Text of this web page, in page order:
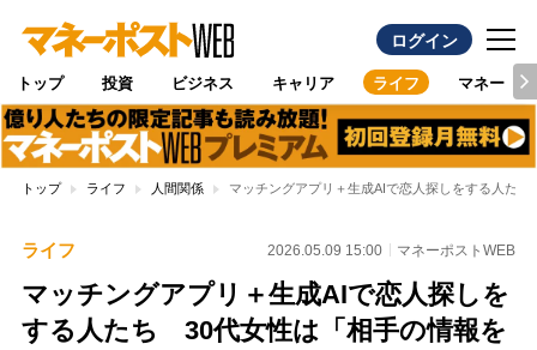
ログイン
トップ 投資 ビジネス キャリア ライフ マネー
トップ ライフ 人間関係 マッチングアプリ＋生成AIで恋人探しをする人た
ライフ 2026.05.09 15:00 マネーポストWEB
マッチングアプリ＋生成AIで恋人探しを
する人たち 30代女性は「相手の情報を